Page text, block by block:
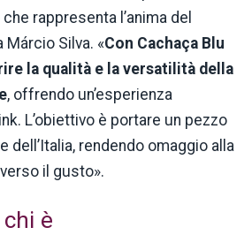
rappresenta l’anima del
Márcio Silva. «Con Cachaça Blu
la qualità e la versatilità della
, offrendo un’esperienza
L’obiettivo è portare un pezzo
dell’Italia, rendendo omaggio alla
il gusto».
è